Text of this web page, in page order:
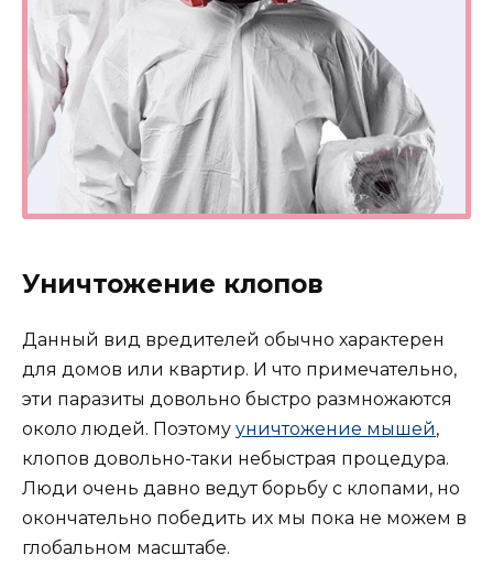
Уничтожение клопов
Данный вид вредителей обычно характерен
для домов или квартир. И что примечательно,
эти паразиты довольно быстро размножаются
около людей. Поэтому уничтожение мышей,
клопов довольно-таки небыстрая процедура.
Люди очень давно ведут борьбу с клопами, но
окончательно победить их мы пока не можем в
глобальном масштабе.